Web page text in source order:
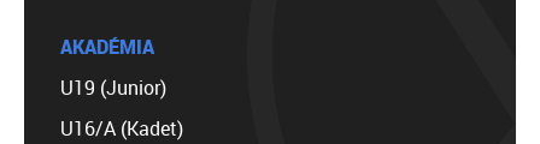
AKADÉMIA
U19 (Junior)
U16/A (Kadet)